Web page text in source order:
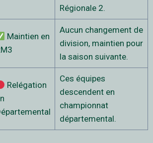
Régionale 2.
Maintien en
Aucun changement de
division, maintien pour
la saison suivante.
Relégation
Ces équipes
descendent en
championnat
départemental.